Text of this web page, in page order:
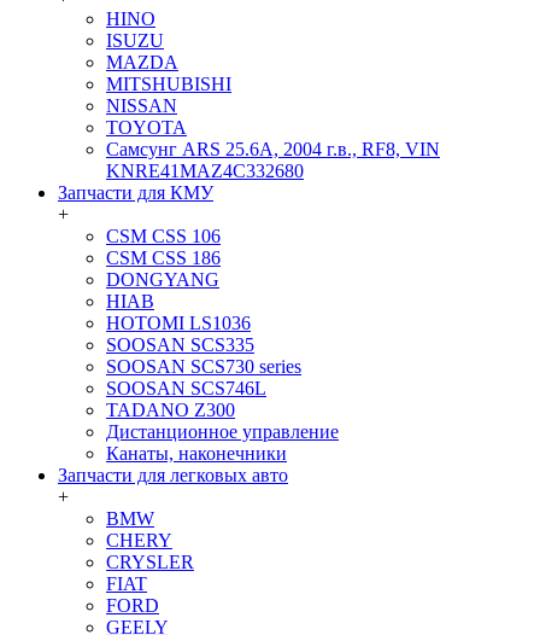
HINO
ISUZU
MAZDA
MITSHUBISHI
NISSAN
TOYOTA
Самсунг ARS 25.6A, 2004 г.в., RF8, VIN
KNRE41MAZ4C332680
Запчасти для КМУ
+
CSM CSS 106
CSM CSS 186
DONGYANG
HIAB
HOTOMI LS1036
SOOSAN SCS335
SOOSAN SCS730 series
SOOSAN SCS746L
TADANO Z300
Дистанционное управление
Канаты, наконечники
Запчасти для легковых авто
+
BMW
CHERY
CRYSLER
FIAT
FORD
GEELY